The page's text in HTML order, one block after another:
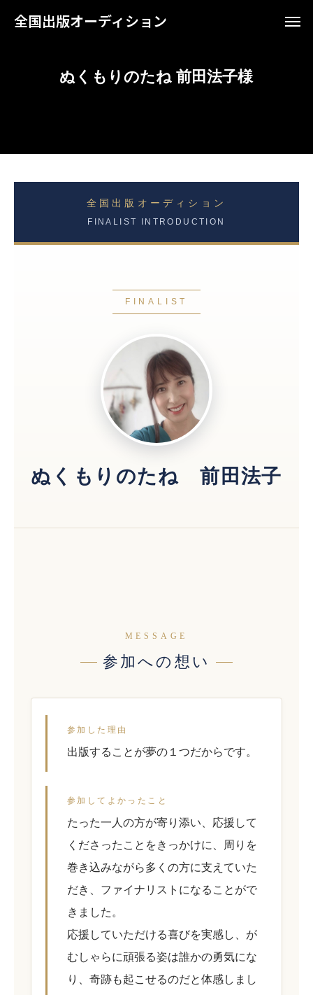
全国出版オーディション
ぬくもりのたね 前田法子様
全国出版オーディション
FINALIST INTRODUCTION
FINALIST
ぬくもりのたね 前田法子
MESSAGE
参加への想い
参加した理由
出版することが夢の１つだからです。
参加してよかったこと
たった一人の方が寄り添い、応援して
くださったことをきっかけに、周りを
巻き込みながら多くの方に支えていた
だき、ファイナリストになることがで
きました。
応援していただける喜びを実感し、が
むしゃらに頑張る姿は誰かの勇気にな
り、奇跡も起こせるのだと体感しまし